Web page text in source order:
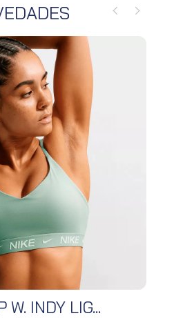
W. INDY LIG...